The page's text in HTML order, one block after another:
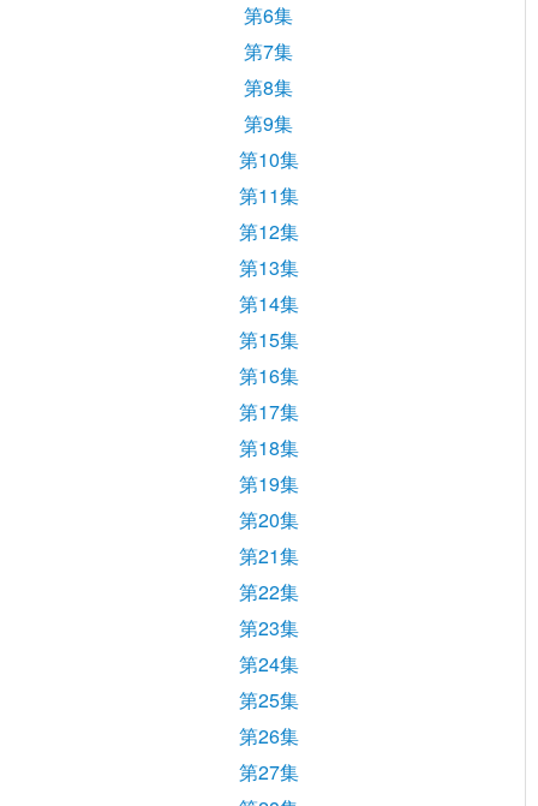
第6集
第7集
第8集
第9集
第10集
第11集
第12集
第13集
第14集
第15集
第16集
第17集
第18集
第19集
第20集
第21集
第22集
第23集
第24集
第25集
第26集
第27集